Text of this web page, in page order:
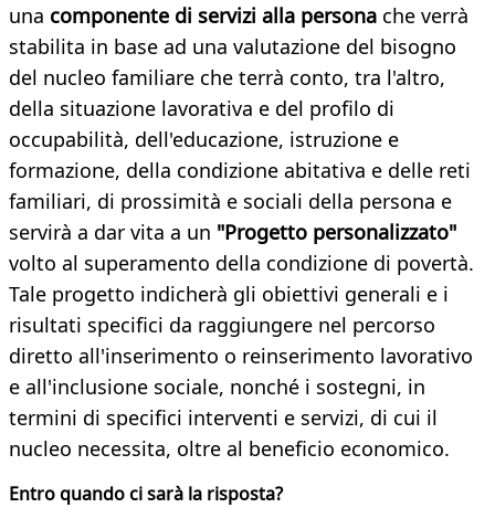
una componente di servizi alla persona che verrà
stabilita in base ad una valutazione del bisogno
del nucleo familiare che terrà conto, tra l'altro,
della situazione lavorativa e del profilo di
occupabilità, dell'educazione, istruzione e
formazione, della condizione abitativa e delle reti
familiari, di prossimità e sociali della persona e
servirà a dar vita a un "Progetto personalizzato"
volto al superamento della condizione di povertà.
Tale progetto indicherà gli obiettivi generali e i
risultati specifici da raggiungere nel percorso
diretto all'inserimento o reinserimento lavorativo
e all'inclusione sociale, nonché i sostegni, in
termini di specifici interventi e servizi, di cui il
nucleo necessita, oltre al beneficio economico.
Entro quando ci sarà la risposta?